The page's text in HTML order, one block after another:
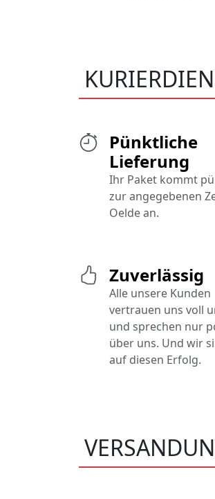
Pünktliche
Lieferung
Ihr Paket kommt
zur angegebenen
Oelde an.
Zuverlässig
Alle unsere Kunden
vertrauen uns voll
und sprechen nur
über uns. Und wir
auf diesen Erfolg.